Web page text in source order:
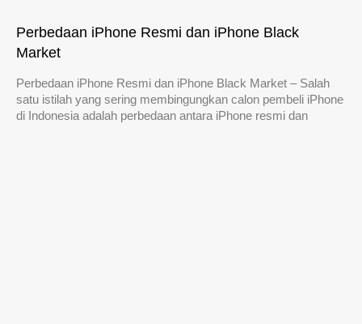
Perbedaan iPhone Resmi dan iPhone Black
Market
Perbedaan iPhone Resmi dan iPhone Black Market – Salah
satu istilah yang sering membingungkan calon pembeli iPhone
di Indonesia adalah perbedaan antara iPhone resmi dan